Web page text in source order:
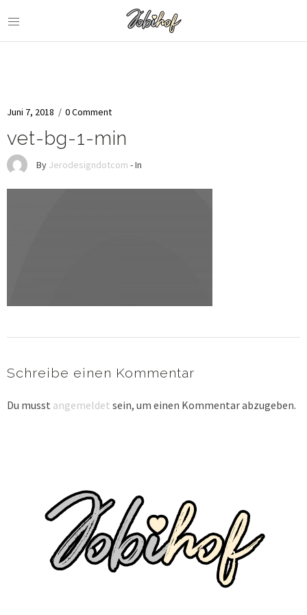
Juni 7, 2018 / 0 Comment
vet-bg-1-min
By Jerodesigndotcom - In
Schreibe einen Kommentar
Du musst angemeldet sein, um einen Kommentar abzugeben.